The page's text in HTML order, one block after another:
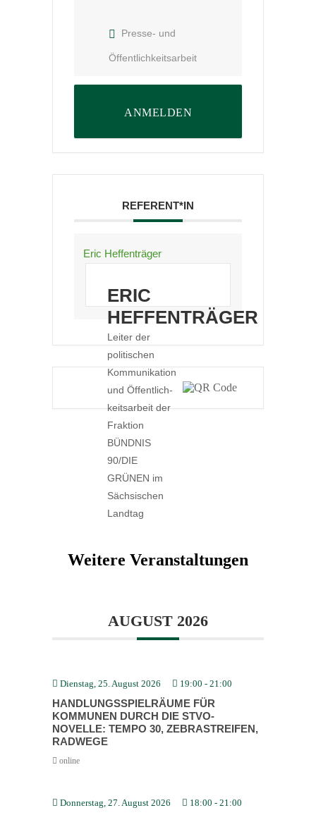
Presse- und
Öffentlichkeitsarbeit
ANMELDEN
REFERENT*IN
Eric Heffenträger
ERIC
HEFFENTRÄGER
Leiter der
politi­schen
Kommu­ni­kation
und Öffent­lich­
keits­arbeit der
Fraktion
BÜNDNIS
90/DIE
GRÜNEN im
Sächsi­schen
Landtag
Weitere Veranstaltungen
AUGUST 2026
Dienstag, 25. August 2026 19:00 - 21:00
HANDLUNGS­SPIEL­RÄUME FÜR
KOMMUNEN DURCH DIE STVO-
NOVELLE: TEMPO 30, ZEBRA­STREIFEN,
RADWEGE
online
Donnerstag, 27. August 2026 18:00 - 21:00